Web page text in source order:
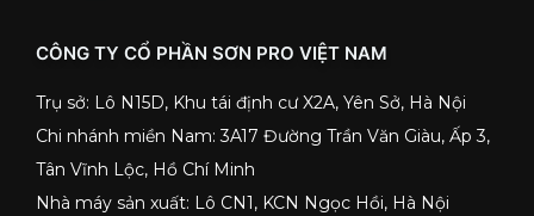
CÔNG TY CỔ PHẦN SƠN PRO VIỆT NAM
Trụ sở: Lô N15D, Khu tái định cư X2A, Yên Sở, Hà Nội
Chi nhánh miền Nam: 3A17 Đường Trần Văn Giàu, Ấp 3,
Tân Vĩnh Lộc, Hồ Chí Minh
Nhà máy sản xuất: Lô CN1, KCN Ngọc Hồi, Hà Nội